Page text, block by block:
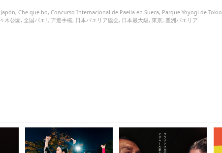
, Che que bo, Concurso Internacional de Paella en Sueca, Parque Yoyogi de Tokio
木公園, 全国パエリア選手権, 日本パエリア協会, 日本最大級, 東京, 豊洲パエリア